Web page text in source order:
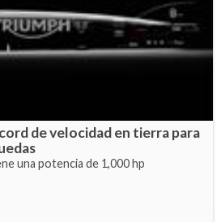
de velocidad en tierra para
una potencia de 1,000 hp